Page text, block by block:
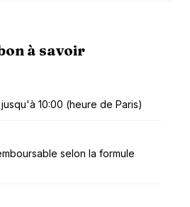
à savoir
jusqu'à 10:00 (heure de Paris)
selon la formule